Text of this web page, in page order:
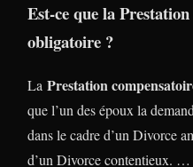
Est-ce que la
obligatoire ?
La Prestation
que l’un des époux la
dans le cadre d’un Divorce
d’un Divorce contentieux.